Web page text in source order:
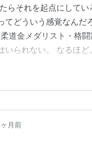
らそれを起点にしてい
てどういう感覚なんだ
道金メダリスト・格
いられない。 なるほど
るって、今ある状態に
シンプル…
月前